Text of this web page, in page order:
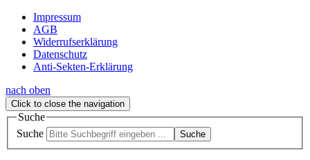
Impressum
AGB
Widerrufserklärung
Datenschutz
Anti-Sekten-Erklärung
nach oben
Click to close the navigation
Suche
Suche
Suche